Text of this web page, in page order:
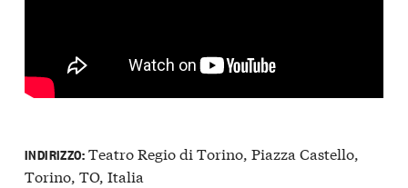
INDIRIZZO:Teatro Regio di Torino, Piazza Castello,
Torino, TO, Italia